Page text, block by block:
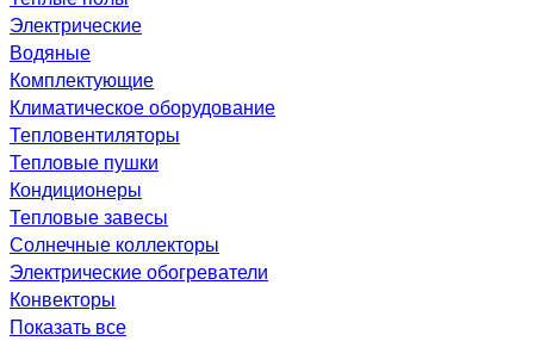
Электрические
Водяные
Комплектующие
Климатическое оборудование
Тепловентиляторы
Тепловые пушки
Кондиционеры
Тепловые завесы
Солнечные коллекторы
Электрические обогреватели
Конвекторы
Показать все